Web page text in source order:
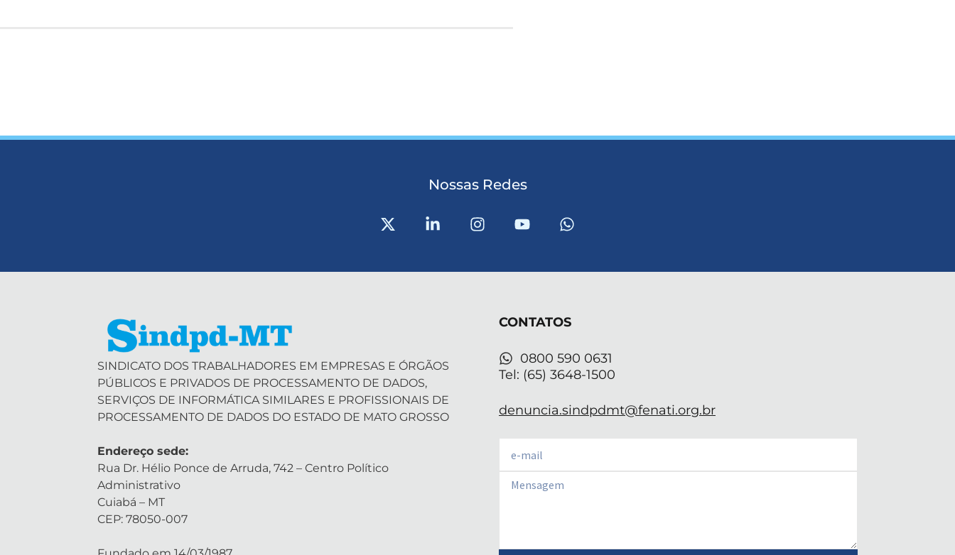
Nossas Redes
X
-
L
i
i
n
I
n
Y
o
e
W
h
p
p
SINDICATO DOS TRABALHADORES EM EMPRESAS E ÓRGÃOS
PÚBLICOS E PRIVADOS DE PROCESSAMENTO DE DADOS,
SERVIÇOS DE INFORMÁTICA SIMILARES E PROFISSIONAIS DE
PROCESSAMENTO DE DADOS DO ESTADO DE MATO GROSSO
Endereço sede:
Rua Dr. Hélio Ponce de Arruda, 742 – Centro Político
Administrativo
Cuiabá – MT
CEP: 78050-007
CONTATOS
0800 590 0631
Tel: (65) 3648-1500
denuncia.sindpdmt@fenati.org.br
Email